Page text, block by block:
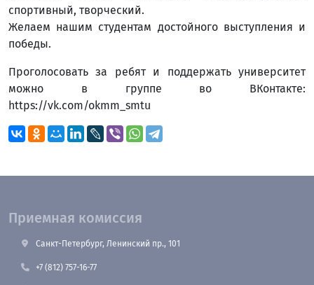
спортивный, творческий.
Желаем нашим студентам достойного выступления и
победы.
Проголосовать за ребят и поддержать университет
можно в группе во ВКонтакте:
https://vk.com/okmm_smtu
Приемная комиссия
Санкт-Петербург, Ленинский пр., 101
+7 (812) 757-16-77